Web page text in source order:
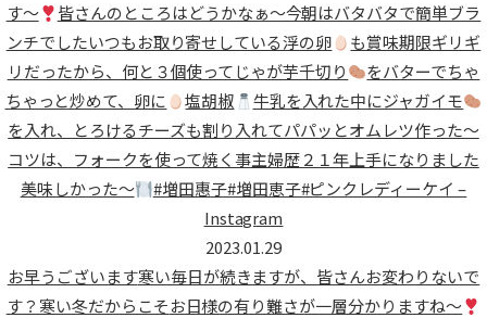
す〜
皆さんのところはどうかなぁ〜今朝はバタバタで簡単ブラ
ンチでしたいつもお取り寄せしている浮の卵
も賞味期限ギリギ
リだったから、何と３個使ってじゃが芋千切り
をバターでちゃ
ちゃっと炒めて、卵に
塩胡椒
牛乳を入れた中にジャガイモ
を入れ、とろけるチーズも割り入れてパパッとオムレツ作った〜
コツは、フォークを使って焼く事主婦歴２１年上手になりました
美味しかった〜
#増田惠子#増田恵子#ピンクレディーケイ –
Instagram
2023.01.29
お早うございます寒い毎日が続きますが、皆さんお変わりないで
す？寒い冬だからこそお日様の有り難さが一層分かりますね〜